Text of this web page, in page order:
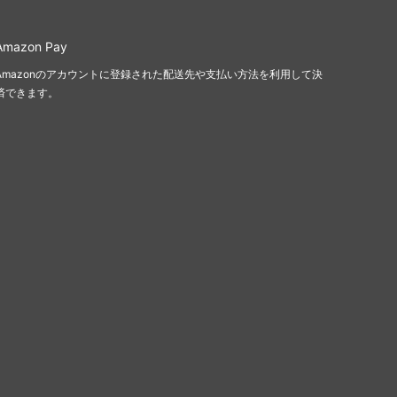
Pay
のアカウントに登録された配送先や支払い方法を利用して決
できます。